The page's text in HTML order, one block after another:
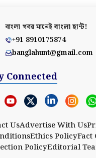
বাংলা খবর মানেইবাংলা হান্ট!
+91 8910175874
banglahunt@gmail.com
Connected
UsAdvertise With Us
Ethics PolicyFact
PolicyEditorial